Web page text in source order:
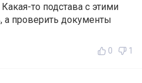
то подстава с этими
а проверить документы
0 1